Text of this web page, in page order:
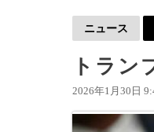
ニュース
トラン
2026年1月30日